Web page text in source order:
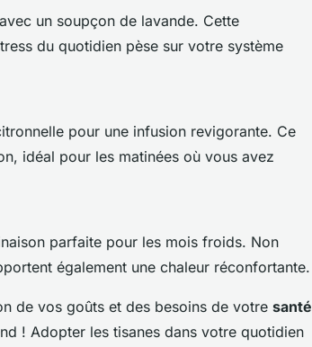
un soupçon de lavande. Cette
du quotidien pèse sur votre système
pour une infusion revigorante. Ce
idéal pour les matinées où vous avez
parfaite pour les mois froids. Non
également une chaleur réconfortante.
de vos goûts et des besoins de votre santé
! Adopter les tisanes dans votre quotidien